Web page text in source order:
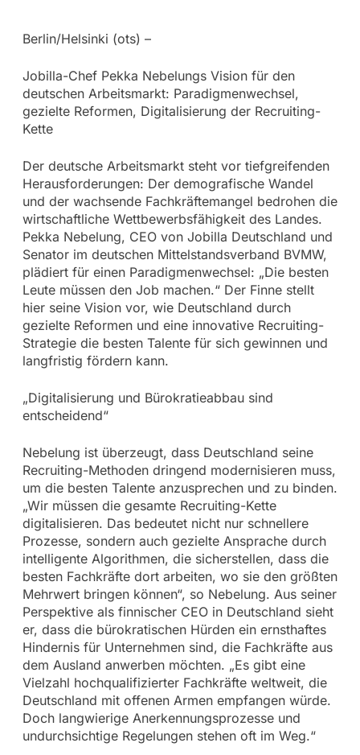
Berlin/Helsinki (ots) –
Jobilla-Chef Pekka Nebelungs Vision für den
deutschen Arbeitsmarkt: Paradigmenwechsel,
gezielte Reformen, Digitalisierung der Recruiting-
Kette
Der deutsche Arbeitsmarkt steht vor tiefgreifenden
Herausforderungen: Der demografische Wandel
und der wachsende Fachkräftemangel bedrohen die
wirtschaftliche Wettbewerbsfähigkeit des Landes.
Pekka Nebelung, CEO von Jobilla Deutschland und
Senator im deutschen Mittelstandsverband BVMW,
plädiert für einen Paradigmenwechsel: „Die besten
Leute müssen den Job machen.“ Der Finne stellt
hier seine Vision vor, wie Deutschland durch
gezielte Reformen und eine innovative Recruiting-
Strategie die besten Talente für sich gewinnen und
langfristig fördern kann.
„Digitalisierung und Bürokratieabbau sind
entscheidend“
Nebelung ist überzeugt, dass Deutschland seine
Recruiting-Methoden dringend modernisieren muss,
um die besten Talente anzusprechen und zu binden.
„Wir müssen die gesamte Recruiting-Kette
digitalisieren. Das bedeutet nicht nur schnellere
Prozesse, sondern auch gezielte Ansprache durch
intelligente Algorithmen, die sicherstellen, dass die
besten Fachkräfte dort arbeiten, wo sie den größten
Mehrwert bringen können“, so Nebelung. Aus seiner
Perspektive als finnischer CEO in Deutschland sieht
er, dass die bürokratischen Hürden ein ernsthaftes
Hindernis für Unternehmen sind, die Fachkräfte aus
dem Ausland anwerben möchten. „Es gibt eine
Vielzahl hochqualifizierter Fachkräfte weltweit, die
Deutschland mit offenen Armen empfangen würde.
Doch langwierige Anerkennungsprozesse und
undurchsichtige Regelungen stehen oft im Weg.“